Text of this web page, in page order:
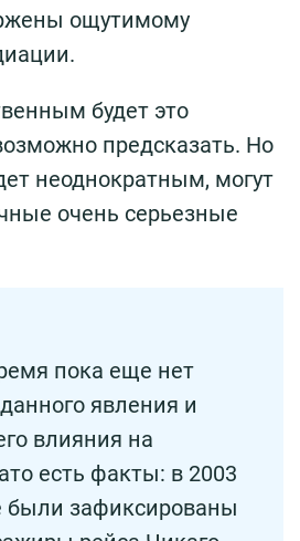
ощутимому
будет это
предсказать. Но
неоднократным, могут
очень серьезные
пока еще нет
явления и
влияния на
есть факты: в 2003
были зафиксированы